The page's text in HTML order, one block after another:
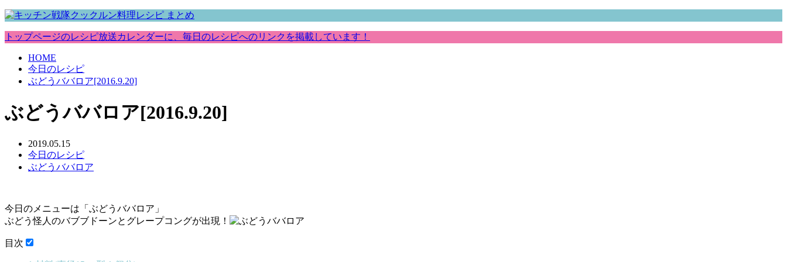
トップページのレシピ放送カレンダーに、毎日のレシピへのリンクを掲載しています！
HOME
今日のレシピ
ぶどうババロア[2016.9.20]
ぶどうババロア[2016.9.20]
2019.05.15
今日のレシピ
ぶどうババロア
今日のメニューは「ぶどうババロア」
ぶどう怪人のバブブドーンとグレープコングが出現！
目次